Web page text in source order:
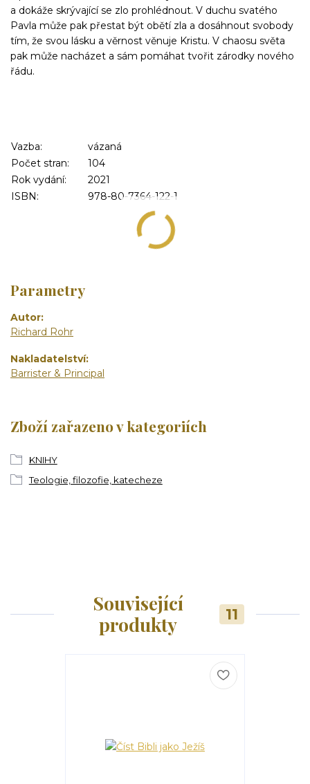
a dokáže skrývající se zlo prohlédnout. V duchu svatého
Pavla může pak přestat být obětí zla a dosáhnout svobody
tím, že svou lásku a věrnost věnuje Kristu. V chaosu světa
pak může nacházet a sám pomáhat tvořit zárodky nového
řádu.
Vazba:
vázaná
Počet stran:
104
Rok vydání:
2021
ISBN:
978-80-7364-122-1
Parametry
Autor
Richard Rohr
Nakladatelství
Barrister & Principal
Zboží zařazeno v kategoriích
KNIHY
Teologie, filozofie, katecheze
Související
produkty
11